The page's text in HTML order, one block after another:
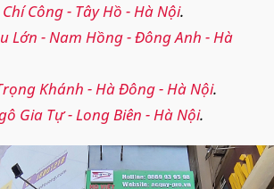
Công - Tây Hồ - Hà Nội.
Lớn - Nam Hồng - Đông Anh - Hà
Khánh - Hà Đông - Hà Nội.
Gia Tự - Long Biên - Hà Nội.